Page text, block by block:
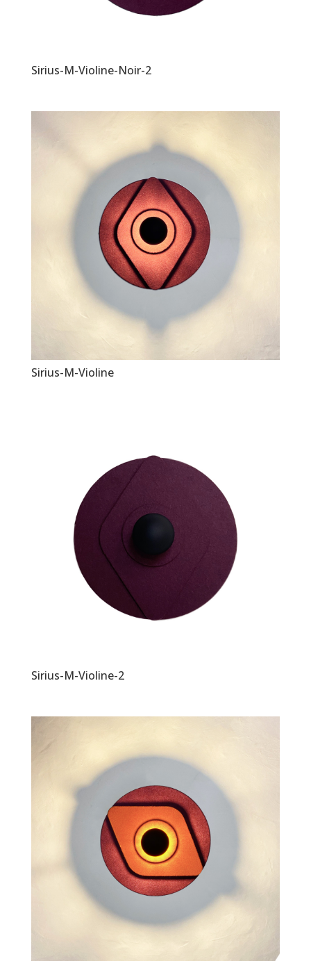
Sirius-M-Violine-Noir-2
Sirius-M-Violine
Sirius-M-Violine-2